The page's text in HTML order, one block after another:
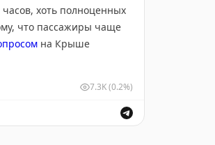
хоть полноценных
что пассажиры чаще
на Крыше
50 туристов из Ephesia
7.3K(0.2%)